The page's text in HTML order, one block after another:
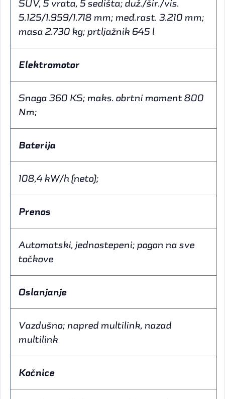
SUV, 5 vrata, 5 sedišta; duž./šir./vis.
5.125/1.959/1.718 mm; međ.rast. 3.210 mm;
masa 2.730 kg; prtljažnik 645 l
Elektromotor
Snaga 360 KS; maks. obrtni moment 800
Nm;
Baterija
108,4 kW/h (neto);
Prenos
Automatski, jednostepeni; pogon na sve
točkove
Oslanjanje
Vazdušno; napred multilink, nazad
multilink
Kočnice